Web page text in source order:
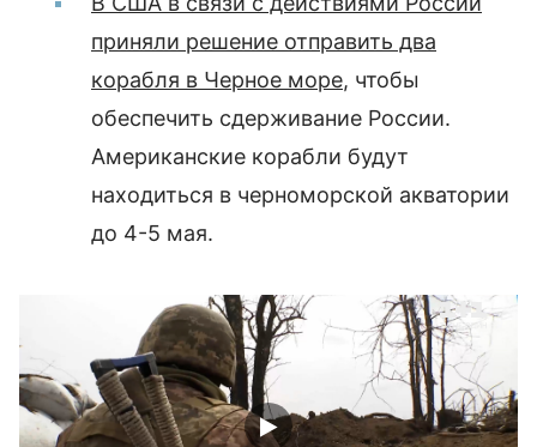
приняли решение отправить два
корабля в Черное море, чтобы
обеспечить сдерживание России.
Американские корабли будут
находиться в черноморской акватории
до 4-5 мая.